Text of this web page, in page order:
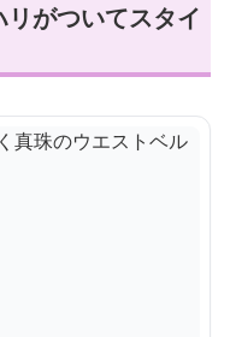
リがついてスタイ